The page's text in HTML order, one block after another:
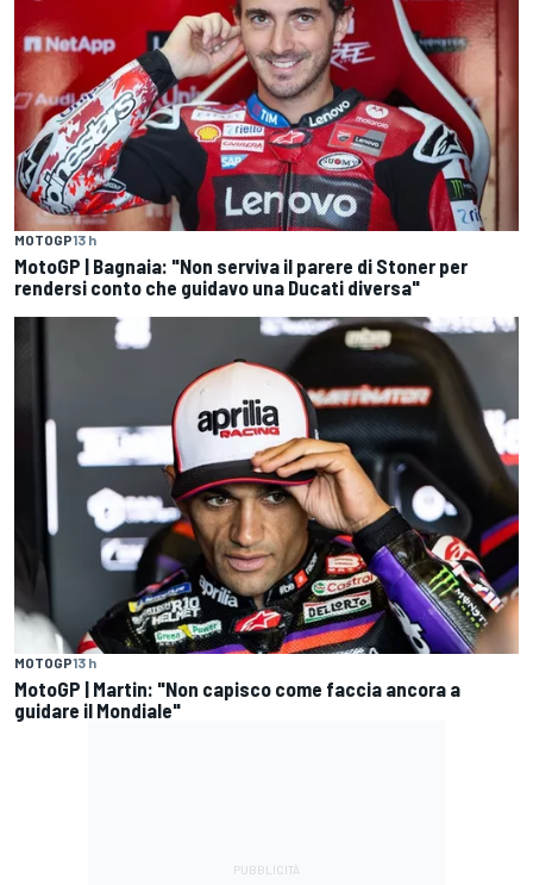
MOTOGP13 h
MotoGP | Bagnaia: "Non serviva il parere di Stoner per
rendersi conto che guidavo una Ducati diversa"
MOTOGP13 h
MotoGP | Martin: "Non capisco come faccia ancora a
guidare il Mondiale"